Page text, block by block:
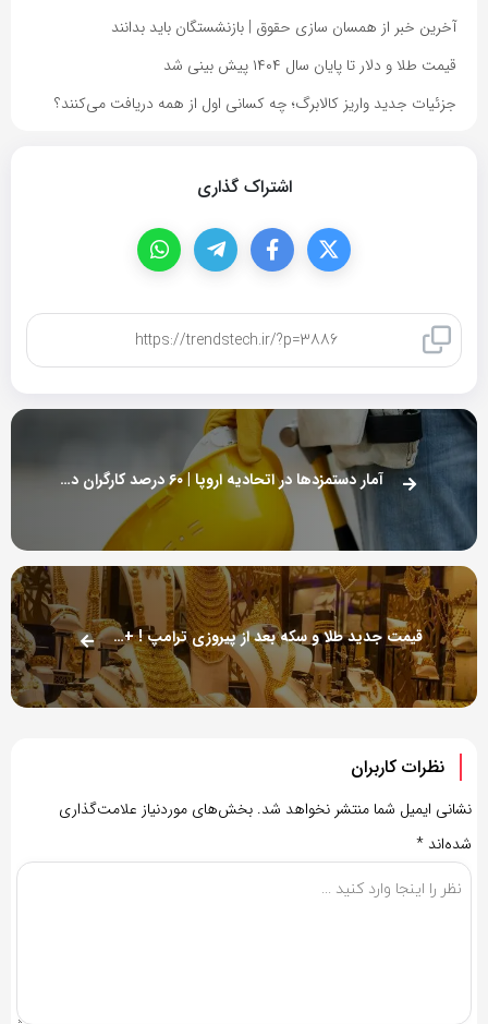
آخرین خبر از همسان سازی حقوق | بازنشستگان باید بدانند
قیمت طلا و دلار تا پایان سال ۱۴۰۴ پیش بینی شد
جزئیات جدید واریز کالابرگ؛ چه کسانی اول از همه دریافت می‌کنند؟
اشتراک گذاری
آمار دستمزدها در اتحادیه اروپا | ۶۰ درصد کارگران دو شغله هستند!
قیمت جدید طلا و سکه بعد از پیروزی ترامپ ! + جدول ۱۶ آبان
نظرات کاربران
نشانی ایمیل شما منتشر نخواهد شد. بخش‌های موردنیاز علامت‌گذاری
شده‌اند *